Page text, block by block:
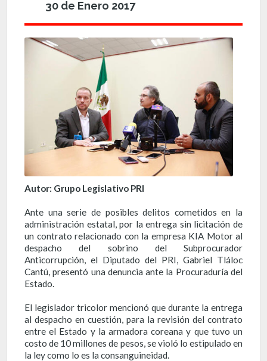
30 de Enero 2017
Autor: Grupo Legislativo PRI
Ante una serie de posibles delitos cometidos en la
administración estatal, por la entrega sin licitación de
un contrato relacionado con la empresa KIA Motor al
despacho del sobrino del Subprocurador
Anticorrupción, el Diputado del PRI, Gabriel Tláloc
Cantú, presentó una denuncia ante la Procuraduría del
Estado.
El legislador tricolor mencionó que durante la entrega
al despacho en cuestión, para la revisión del contrato
entre el Estado y la armadora coreana y que tuvo un
costo de 10 millones de pesos, se violó lo estipulado en
la ley como lo es la consanguineidad.